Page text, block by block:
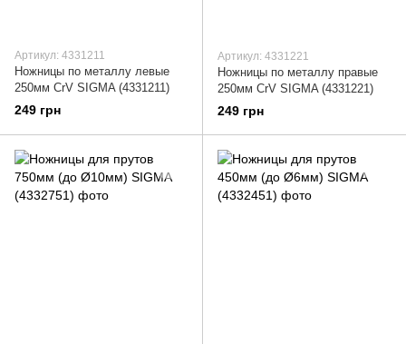
Артикул: 4331211
Ножницы по металлу левые
250мм CrV SIGMA (4331211)
249 грн
Артикул: 4331221
Ножницы по металлу правые
250мм CrV SIGMA (4331221)
249 грн